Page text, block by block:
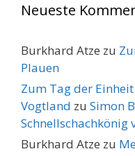
Neueste
Burkhard Atze zu
Plauen
Zum Tag der
Vogtland zu Simon
Schnellschachkönig
Burkhard Atze zu